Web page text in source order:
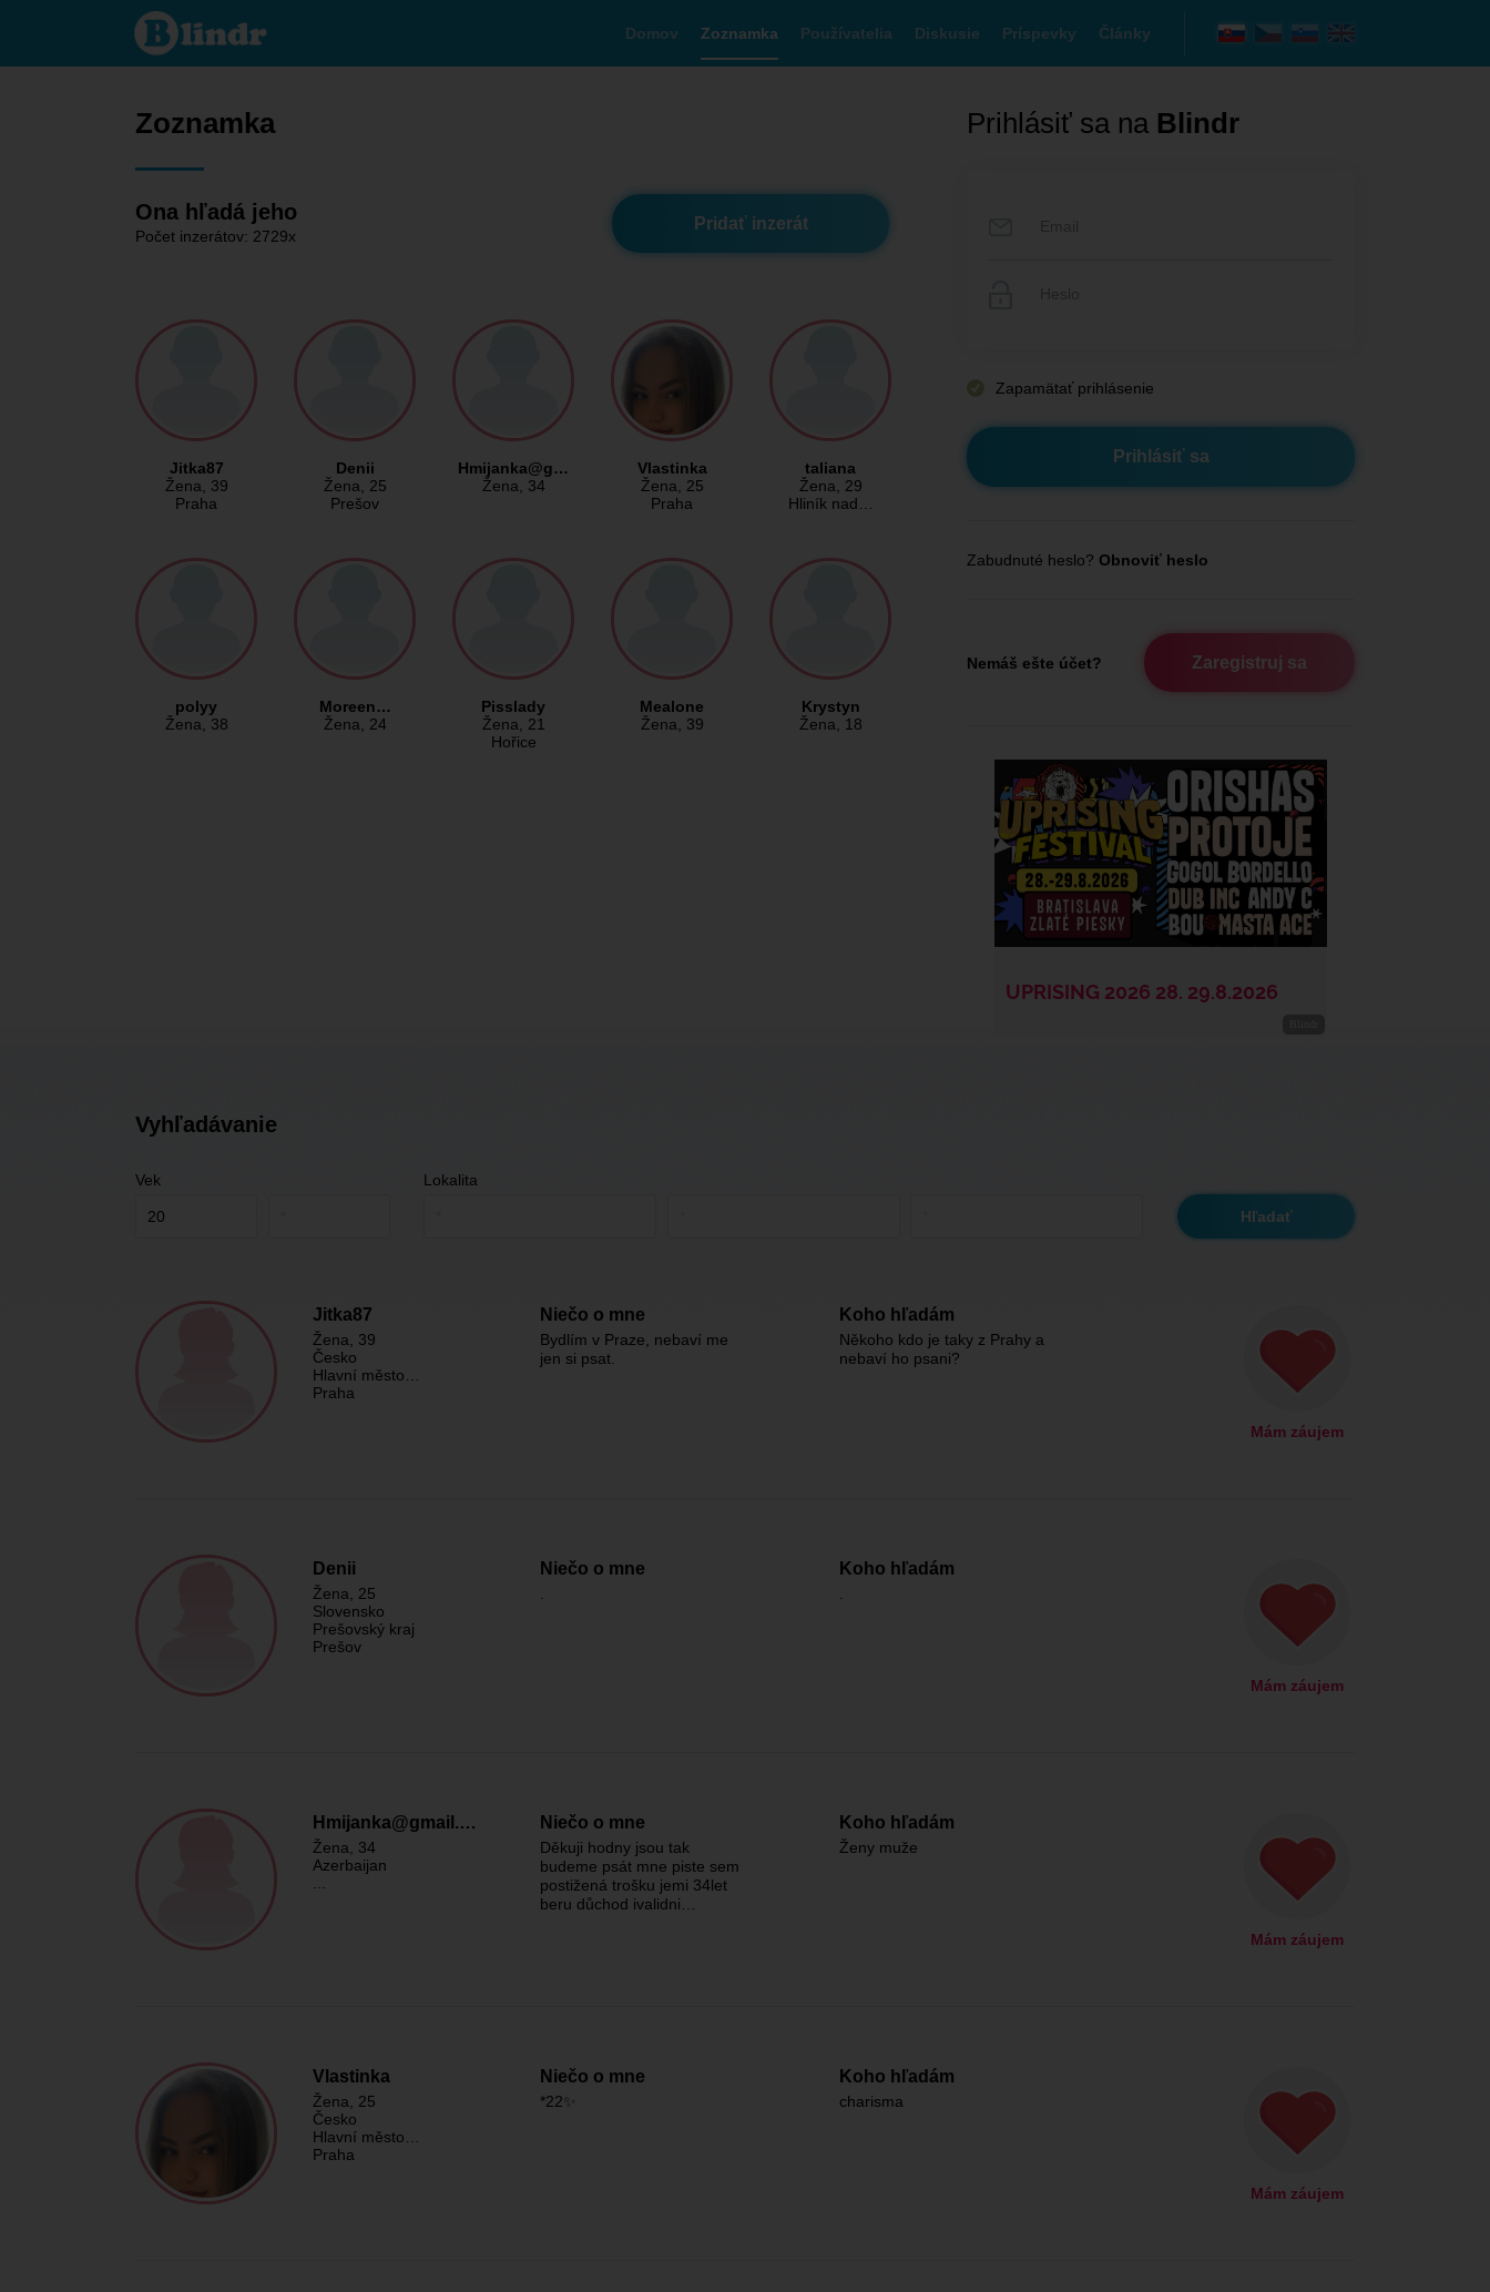
Zoznamka
- Ona
hľadá
Domov Zoznamka Používatelia Diskusie Príspevky Články
Zoznamka
Pridať inzerát
Ona hľadá jeho
Počet inzerátov: 2729x
Jitka87
Žena, 39
Praha
Denii
Žena, 25
Prešov
Hmijanka@g…
Žena, 34
Vlastinka
Žena, 25
Praha
taliana
Žena, 29
Hliník nad…
polyy
Žena, 38
Moreen…
Žena, 24
Pisslady
Žena, 21
Hořice
Mealone
Žena, 39
Krystyn
Žena, 18
Prihlásiť sa na Blindr
Zapamätať prihlásenie
Zabudnuté heslo? Obnoviť heslo
Nemáš ešte účet? Zaregistruj sa
Vyhľadávanie
Vek Lokalita
Jitka87
Žena , 39
Česko
Hlavní město…
Praha
Niečo o mne
Bydlím v Praze, nebaví me
jen si psat.
Koho hľadám
Někoho kdo je taky z Prahy a
nebaví ho psani?
Mám záujem
Denii
Žena , 25
Slovensko
Prešovský kraj
Prešov
Niečo o mne Koho hľadám
Mám záujem
Hmijanka@gmail.…
Žena , 34
Azerbaijan
Niečo o mne
Děkuji hodny jsou tak
budeme psát mne piste sem
postižená trošku jemi 34let
beru důchod ivalidni…
Koho hľadám
Ženy muže
Mám záujem
Vlastinka
Žena , 25
Česko
Hlavní město…
Praha
Niečo o mne
*22✨
Koho hľadám
charisma
Mám záujem